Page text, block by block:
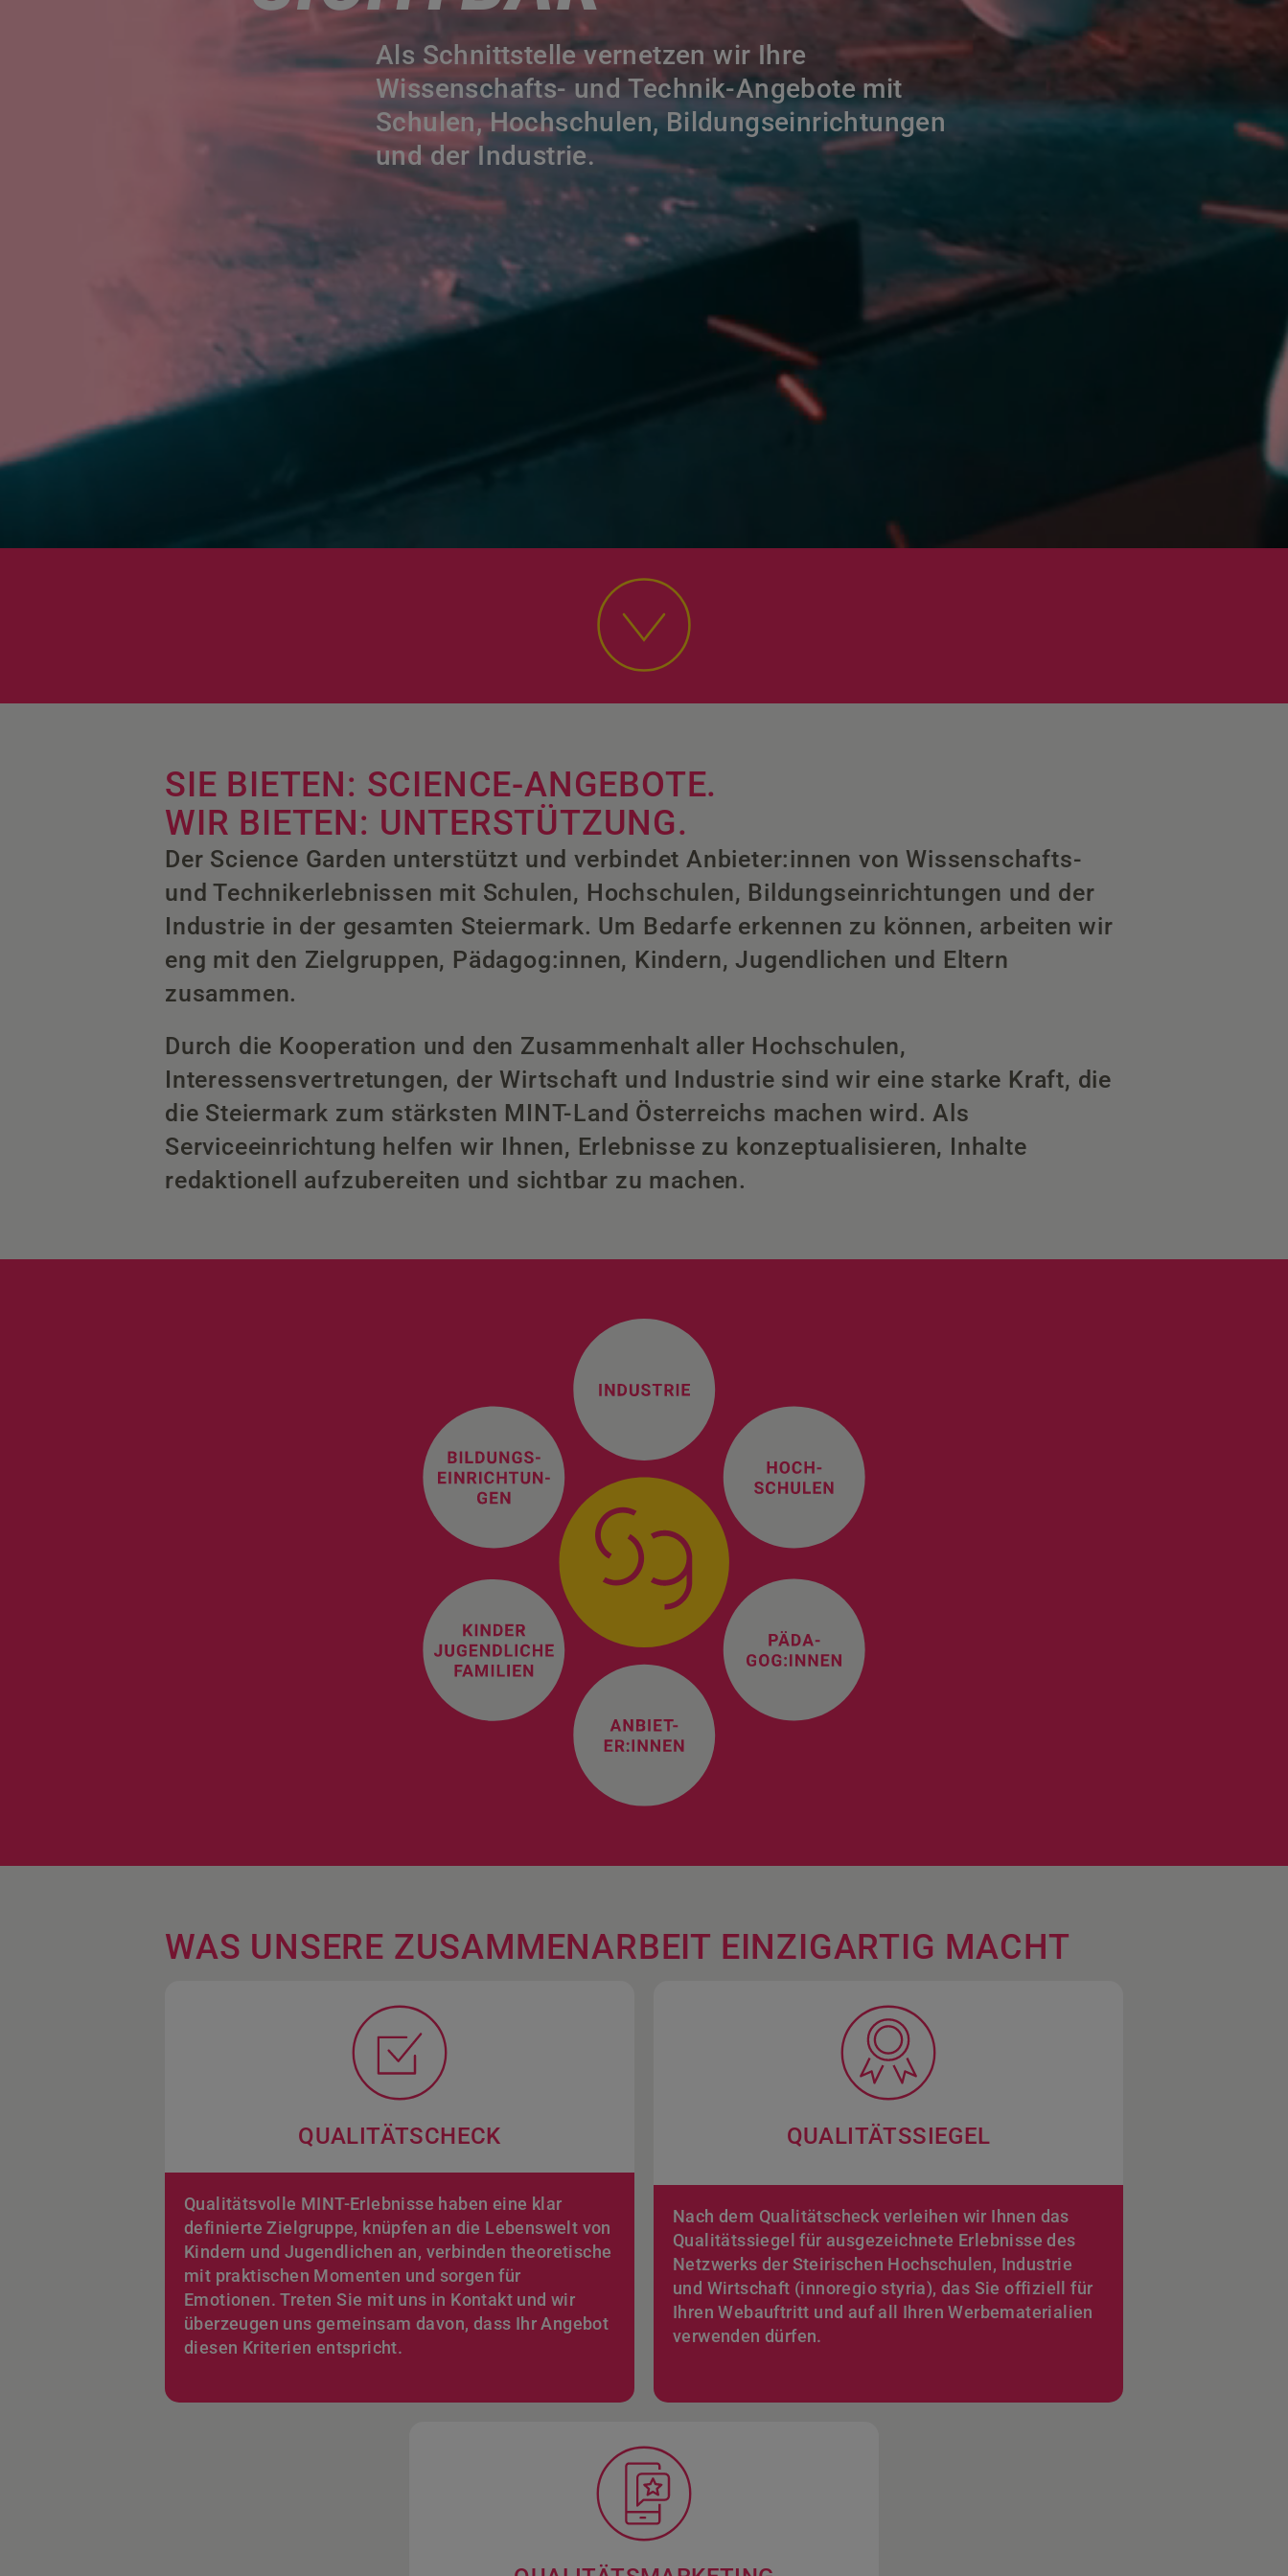
Als Schnittstelle vernetzen wir Ihre
Wissenschafts- und Technik-Angebote mit
Schulen, Hochschulen, Bildungseinrichtungen
und der Industrie.
SIE BIETEN: SCIENCE-ANGEBOTE.
WIR BIETEN: UNTERSTÜTZUNG.
Der Science Garden unterstützt und verbindet Anbieter:innen von Wissenschafts-
und Technikerlebnissen mit Schulen, Hochschulen, Bildungseinrichtungen und der
Industrie in der gesamten Steiermark. Um Bedarfe erkennen zu können, arbeiten wir
eng mit den Zielgruppen, Pädagog:innen, Kindern, Jugendlichen und Eltern
zusammen.
Durch die Kooperation und den Zusammenhalt aller Hochschulen,
Interessensvertretungen, der Wirtschaft und Industrie sind wir eine starke Kraft, die
die Steiermark zum stärksten MINT-Land Österreichs machen wird. Als
Serviceeinrichtung helfen wir Ihnen, Erlebnisse zu konzeptualisieren, Inhalte
redaktionell aufzubereiten und sichtbar zu machen.
WAS UNSERE ZUSAMMENARBEIT EINZIGARTIG MACHT
QUALITÄTSCHECK
Qualitätsvolle MINT-Erlebnisse haben eine klar
definierte Zielgruppe, knüpfen an die Lebenswelt von
Kindern und Jugendlichen an, verbinden theoretische
mit praktischen Momenten und sorgen für
Emotionen. Treten Sie mit uns in Kontakt und wir
überzeugen uns gemeinsam davon, dass Ihr Angebot
diesen Kriterien entspricht.
QUALITÄTSSIEGEL
Nach dem Qualitätscheck verleihen wir Ihnen das
Qualitätssiegel für ausgezeichnete Erlebnisse des
Netzwerks der Steirischen Hochschulen, Industrie
und Wirtschaft (innoregio styria), das Sie offiziell für
Ihren Webauftritt und auf all Ihren Werbematerialien
verwenden dürfen.